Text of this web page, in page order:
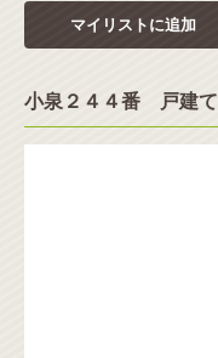
マイリストに追加
小泉２４４番 戸建て